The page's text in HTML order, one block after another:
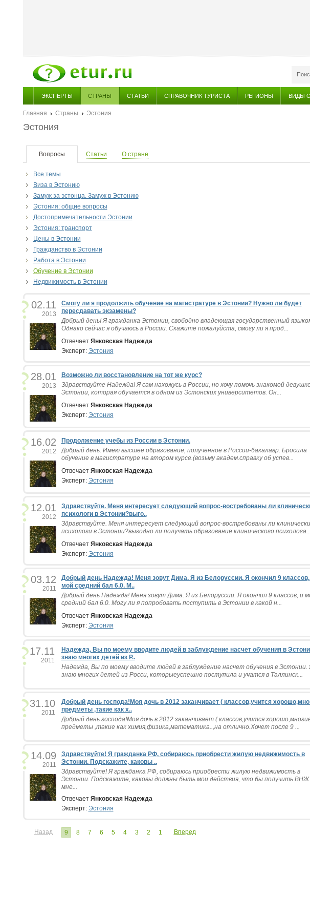
ЭКСПЕРТЫ СТРАНЫ СТАТЬИ СПРАВОЧНИК ТУРИСТА РЕГИОНЫ ВИДЫ
Главная Страны
Эстония
Эстония
Вопросы Статьи О стране
Все темы
Виза в Эстонию
Замуж за эстонца. Замуж в Эстонию
Эстония: общие вопросы
Достопримечательности Эстонии
Эстония: транспорт
Цены в Эcтонии
Гражданство в Эстонии
Работа в Эстонии
Обучение в Эстонии
Недвижимость в Эстонии
02.11
2013
Cмогу ли я продолжить обучение на магистратуре в Эстонии? Нужно ли будет
пересдавать экзамены?
Добрый день! Я гражданка Эстонии, свободно владеющая государственный
Однако сейчас я обучаюсь в России. Скажите пожалуйста, смогу ли я прод...
Отвечает Янковская Надежда
Эксперт: Эстония
28.01
2013
Возможно ли восстановление на тот же курс?
Здравствуйте Надежда! Я сам нахожусь в России, но хочу помочь знакомой
Эстонии, которая обучается в одном из Эстонских университетов. Он...
Отвечает Янковская Надежда
Эксперт: Эстония
16.02
2012
Продолжение учебы из России в Эстонии.
Добрый день. Имею высшее образование, полученное в России-бакалавр. Бросила
обучение в магистратуре на втором курсе.(возьму академ.справку об успев...
Отвечает Янковская Надежда
Эксперт: Эстония
12.01
2012
Здравствуйте. Меня интересует следующий вопрос-востребованы ли
психологи в Эстонии?выго..
Здравствуйте. Меня интересует следующий вопрос-востребованы ли
психологи в Эстонии?выгодно ли получать образование клинического психолога...
Отвечает Янковская Надежда
Эксперт: Эстония
03.12
2011
Добрый день Надежда! Меня зовут Дима. Я из Белоруссии. Я окончил 9 классов,
мой средний бал 6.0. М..
Добрый день Надежда! Меня зовут Дима. Я из Белоруссии. Я окончил 9 классов, и
средний бал 6.0. Могу ли я попробовать поступить в Эстонии в какой н...
Отвечает Янковская Надежда
Эксперт: Эстония
17.11
2011
Надежда, Вы по моему вводите людей в заблуждение насчет обучения в
знаю многих детей из Р..
Надежда, Вы по моему вводите людей в заблуждение насчет обучения в Эстонии.
знаю многих детей из Росси, которыеуспешно поступила и учатся в Таллинск...
31.10
2011
Добрый день господа!Моя дочь в 2012 заканчивает ( классов,учится
предметы ,такие как х..
Добрый день господа!Моя дочь в 2012 заканчивает ( классов,учится
предметы ,такие как химия,физика,математика..,на отлично.Хочет после 9 ...
14.09
2011
Здравствуйте! Я гражданка РФ, собираюсь приобрести жилую недвижимость в
Эстонии. Подскажите, каковы ..
Здравствуйте! Я гражданка РФ, собираюсь приобрести жилую недвижимость в
Эстонии. Подскажите, каковы должны быть мои действия, что бы получить ВНЖ
мне...
Отвечает Янковская Надежда
Эксперт: Эстония
Назад 9 8 7 6 5 4 3 2 1 Вперед